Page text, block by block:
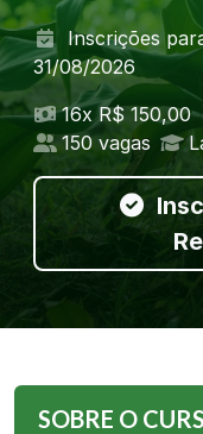
Inscrições
31/08/2026
16x R$ 150,00
150 vagas
SOBRE O